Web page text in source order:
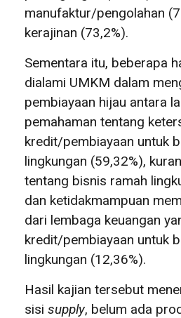
manufaktur/pengolahan
kerajinan (73,2%).
Sementara itu, beberapa
dialami UMKM dalam
pembiayaan hijau antara
pemahaman tentang
kredit/pembiayaan untuk
lingkungan (59,32%),
tentang bisnis ramah
dan ketidakmampuan
dari lembaga keuangan
kredit/pembiayaan untuk
lingkungan (12,36%).
Hasil kajian tersebut
sisi supply, belum ada